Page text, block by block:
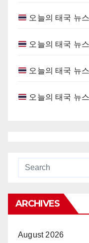
오늘의 태국 뉴
오늘의 태국 뉴
오늘의 태국 뉴
오늘의 태국 뉴
ARCHIVES
August 2026